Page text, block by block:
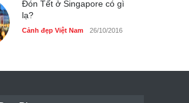
Đón Tết ở Singapore có gì
lạ?
Cảnh đẹp Việt Nam 26/10/2016